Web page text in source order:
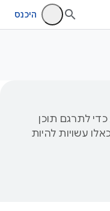
היכנס
‫Google משתמשת בטכנולוגיית AI כדי לתרגם תוכן
עשויות להיות